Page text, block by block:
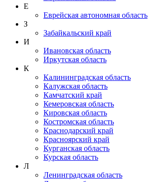
Е
Еврейская автономная область
З
Забайкальский край
И
Ивановская область
Иркутская область
К
Калининградская область
Калужская область
Камчатский край
Кемеровская область
Кировская область
Костромская область
Краснодарский край
Красноярский край
Курганская область
Курская область
Л
Ленинградская область